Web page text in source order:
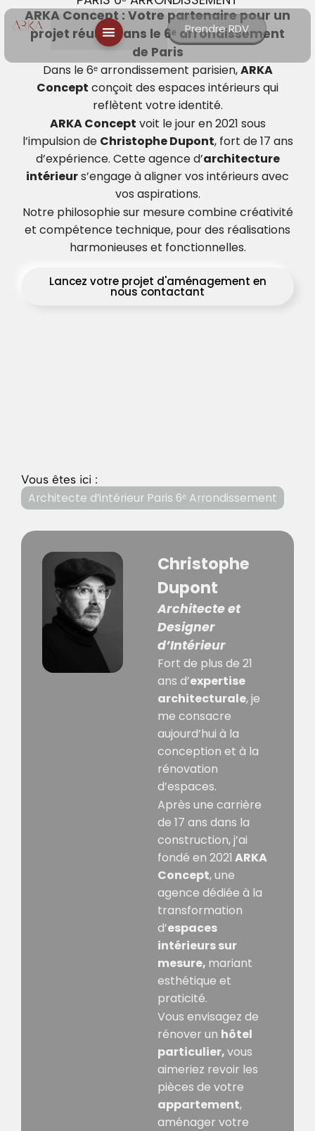
Prendre RDV
ARKA Concept : Votre partenaire pour un
projet réussi dans le 6ᵉ arrondissement
de Paris
Dans le 6ᵉ arrondissement parisien,ARKA
Concept conçoit des espaces intérieurs qui
reflètent votre identité.
ARKA Concept voit le jour en 2021 sous
l’impulsion de Christophe Dupont, fort de 17 ans
d’expérience. Cette agence d’architecture
intérieurs’engage à aligner vos intérieurs avec
vos aspirations.
Notre philosophie sur mesure combine créativité
et compétence technique, pour des réalisations
harmonieuses et fonctionnelles.
Lancez votre projet d'aménagement en
nous contactant
Vous êtes ici :
Architecte d’intérieur Paris 6ᵉ Arrondissement
Christophe
Dupont
Architecte et
Designer
d’Intérieur
Fort de plus de 21
ans d’expertise
architecturale, je
me consacre
aujourd’hui à la
conception et à la
rénovation
d’espaces.
Après une carrière
de 17 ans dans la
construction, j’ai
fondé en 2021 ARKA
Concept, une
agence dédiée à la
transformation
d’espaces
intérieurs sur
mesure, mariant
esthétique et
praticité.
Vous envisagez de
rénover un hôtel
particulier,vous
aimeriez revoir les
pièces de votre
appartement,
aménager votre